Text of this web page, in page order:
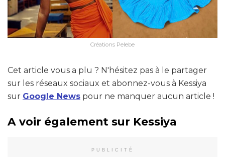
Créations Pelebe
Cet article vous a plu ? N'hésitez pas à le partager
sur les réseaux sociaux et abonnez-vous à Kessiya
sur Google News pour ne manquer aucun article !
A voir également sur Kessiya
PUBLICITÉ